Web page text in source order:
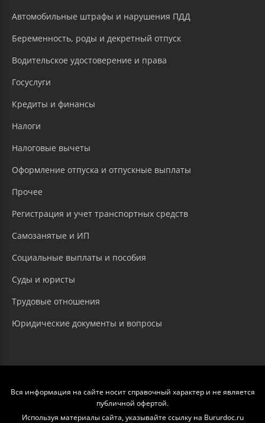
Автомобильные штрафы и нарушения ПДД
Беременность, роды и декретный отпуск
Водительское удостоверение и права
Госуслуги
Кредиты и финансы
Налоги
Налоговые вычеты
Оформление отпуска и отпускные выплаты
Прочее
Регистрация и учет транспортных средств
Самозанятые и ИП
Социальные выплаты и пособия
Суды и юристы
Трудовые отношения
Юридические документы и вопросы
Вся информация на сайте носит справочный характер и не является
публичной офертой.
Используя материалы сайта, указывайте ссылку на Bururdoc.ru